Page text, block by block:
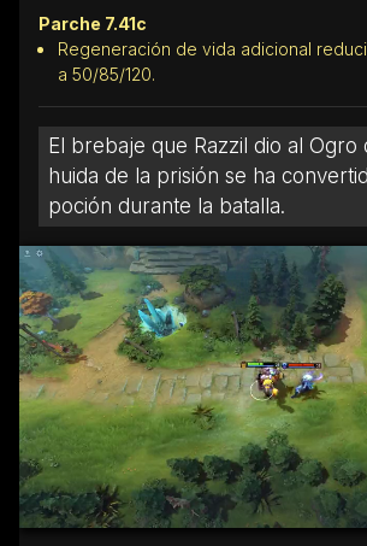
Parche 7.41c
Regeneración de vida adicional
a 50/85/120.
El brebaje que Razzil dio al Ogro
huida de la prisión se ha
poción durante la batalla.